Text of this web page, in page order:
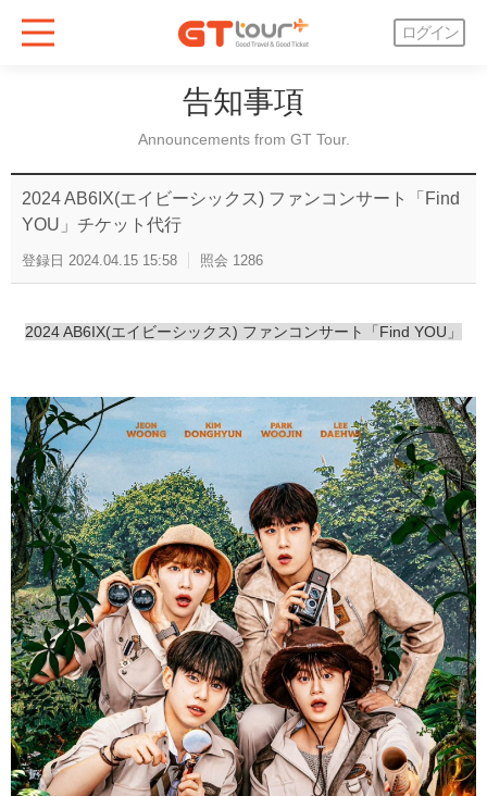
ログイン
告知事項
Announcements from GT Tour.
2024 AB6IX(エイビーシックス) ファンコンサート「Find
YOU」チケット代行
登録日 2024.04.15 15:58 照会 1286
2024 AB6IX(エイビーシックス) ファンコンサート「Find YOU」